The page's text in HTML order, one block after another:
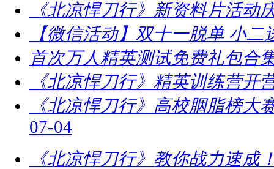
《北凉悍刀行》新资料片活动
【微信活动】双十一脱单 小二
首次万人精英测试免费礼包合
《北凉悍刀行》精英训练营开
《北凉悍刀行》高校胭脂榜大
07-04
《北凉悍刀行》教你战力速成